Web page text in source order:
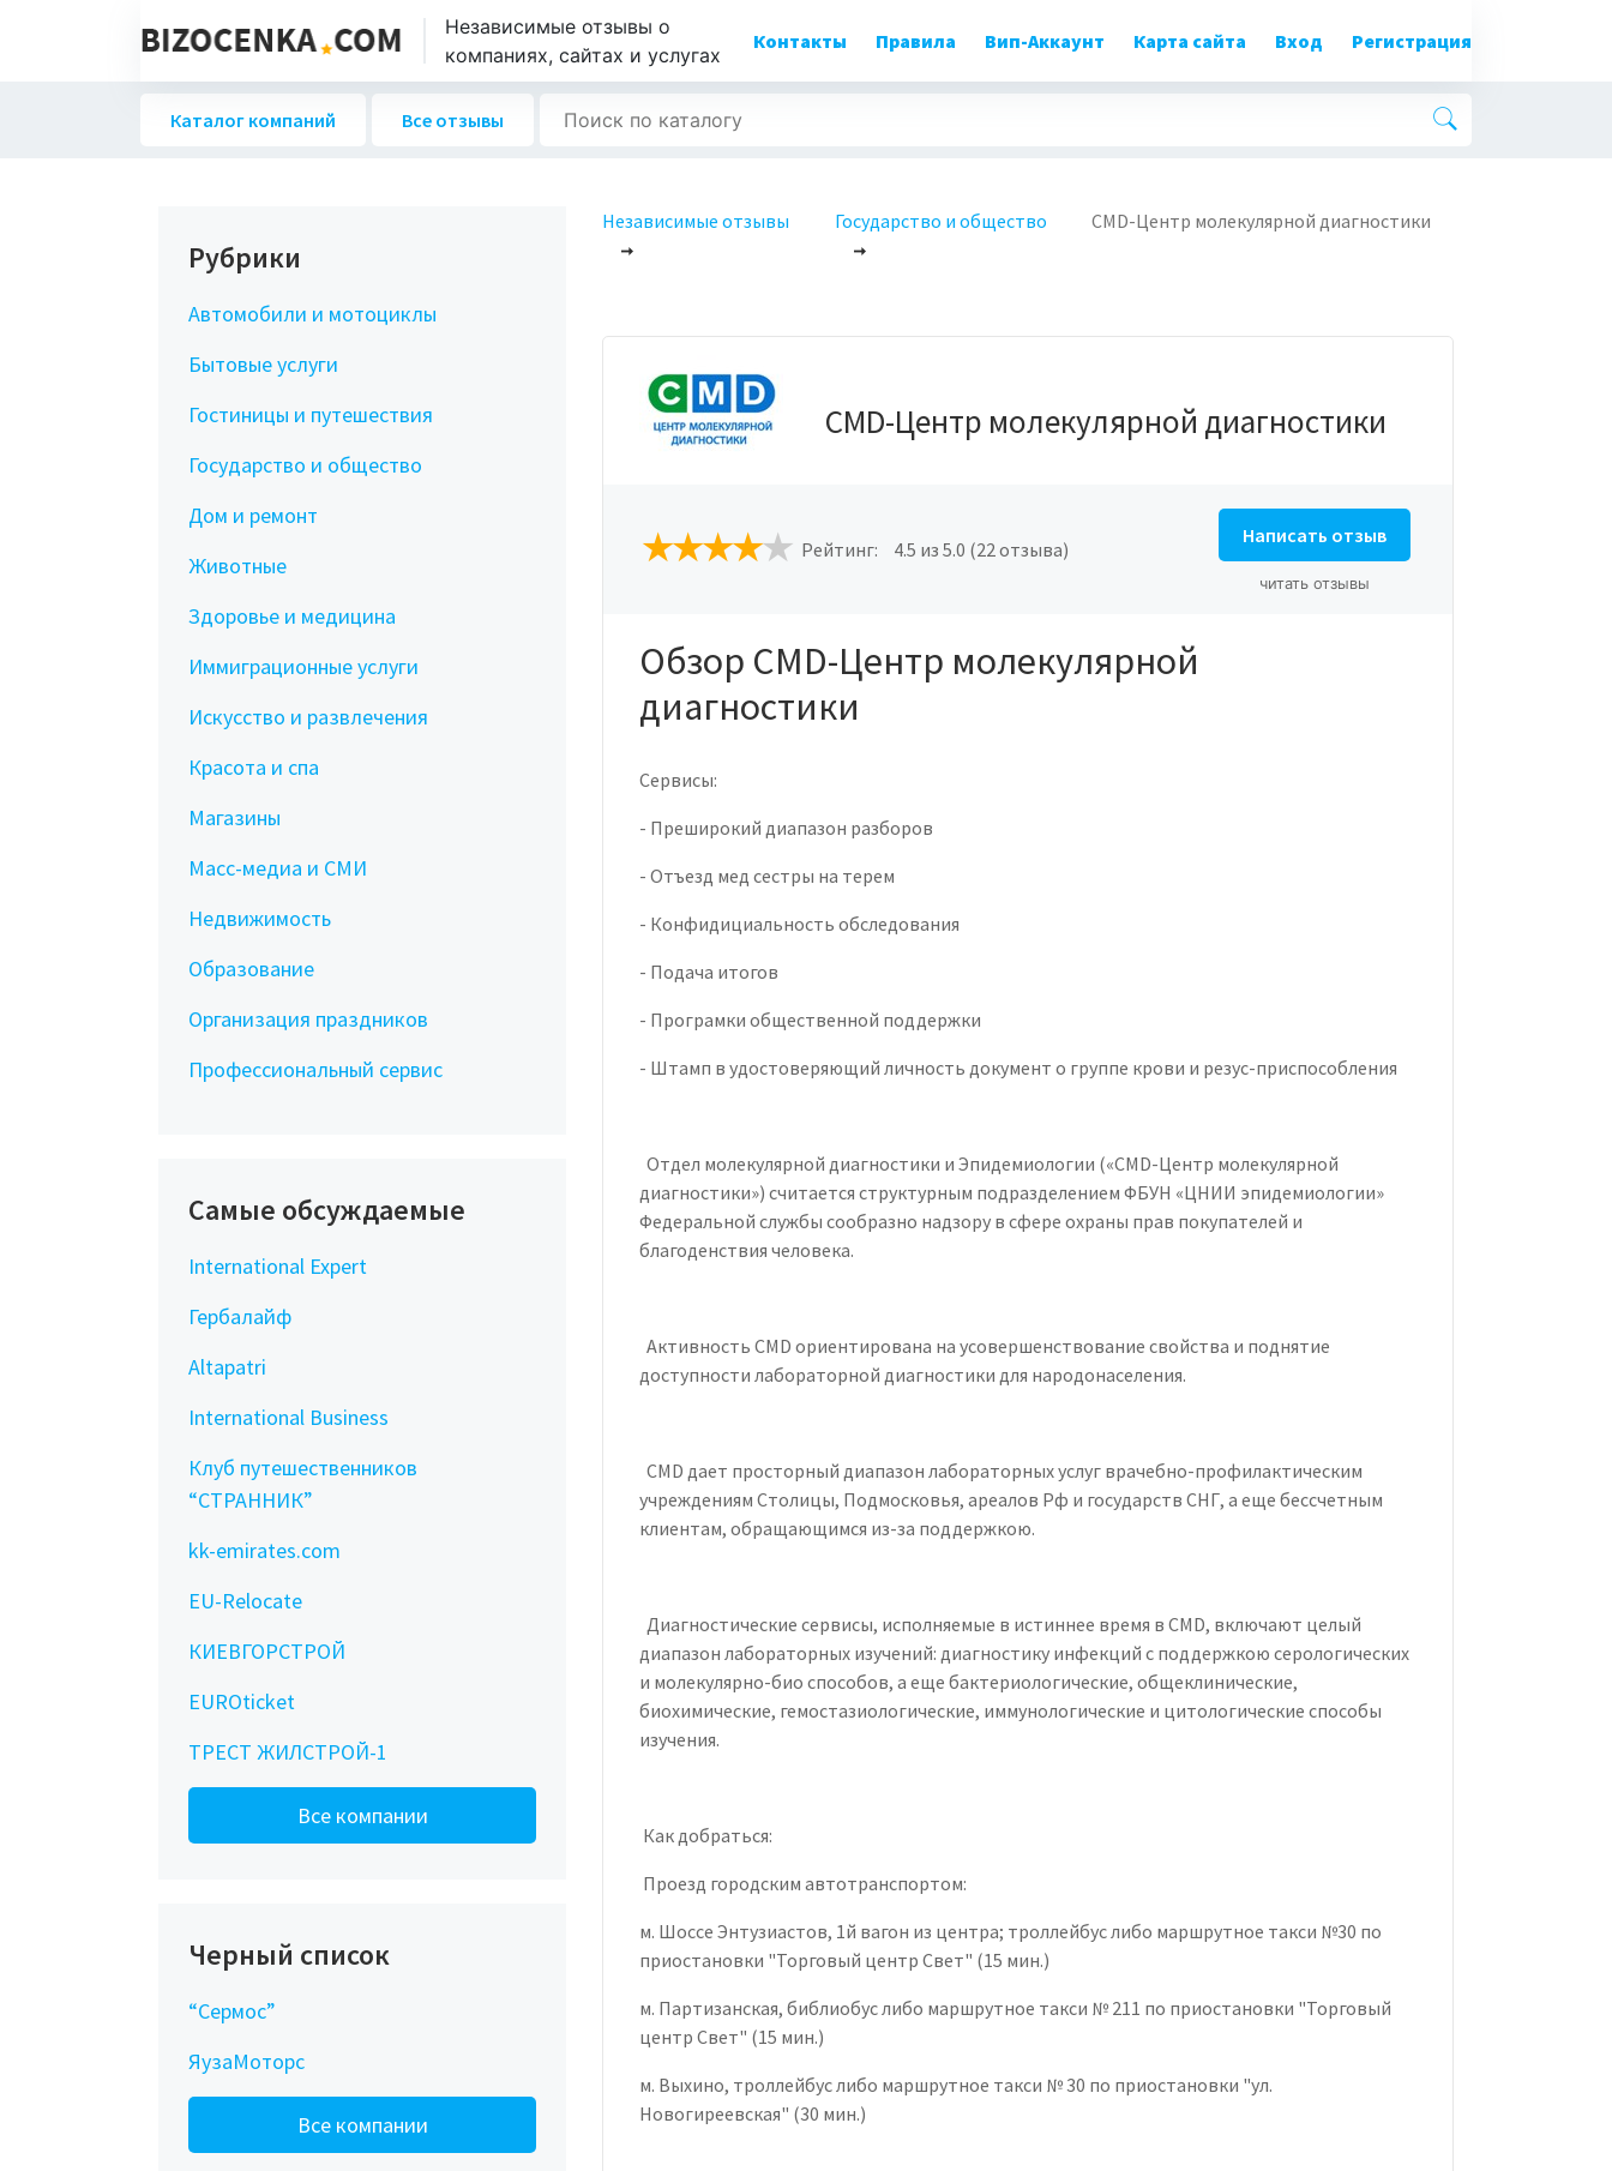
Независимые отзывы о
компаниях, сайтах и услугах
Контакты Правила Вип-Аккаунт Карта сайта Вход Регистрация
Каталог компаний Все отзывы
Независимые отзывы Государство и общество CMD-Центр молекулярной диагностики
CMD-Центр молекулярной диагностики
Рейтинг: 4.5 из 5.0 (22 отзыва)
Написать отзыв
читать отзывы
Обзор CMD-Центр молекулярной
диагностики
Сервисы:
- Преширокий диапазон разборов
- Отъезд мед сестры на терем
- Конфидициальность обследования
- Подача итогов
- Програмки общественной поддержки
- Штамп в удостоверяющий личность документ о группе крови и резус-приспособления
Отдел молекулярной диагностики и Эпидемиологии («CMD-Центр молекулярной
диагностики») считается структурным подразделением ФБУН «ЦНИИ эпидемиологии»
Федеральной службы сообразно надзору в сфере охраны прав покупателей и
благоденствия человека.
Активность CMD ориентирована на усовершенствование свойства и поднятие
доступности лабораторной диагностики для народонаселения.
CMD дает просторный диапазон лабораторных услуг врачебно-профилактическим
учреждениям Столицы, Подмосковья, ареалов Рф и государств СНГ, а еще бессчетным
клиентам, обращающимся из-за поддержкою.
Диагностические сервисы, исполняемые в истиннее время в CMD, включают целый
диапазон лабораторных изучений: диагностику инфекций с поддержкою серологических
и молекулярно-био способов, а еще бактериологические, общеклинические,
биохимические, гемостазиологические, иммунологические и цитологические способы
изучения.
Как добраться:
Проезд городским автотранспортом:
м. Шоссе Энтузиастов, 1й вагон из центра; троллейбус либо маршрутное такси №30 по
приостановки "Торговый центр Свет" (15 мин.)
м. Партизанская, библиобус либо маршрутное такси № 211 по приостановки "Торговый
центр Свет" (15 мин.)
м. Выхино, троллейбус либо маршрутное такси № 30 по приостановки "ул.
Новогиреевская" (30 мин.)
Рубрики
Автомобили и мотоциклы
Бытовые услуги
Гостиницы и путешествия
Государство и общество
Дом и ремонт
Животные
Здоровье и медицина
Иммиграционные услуги
Искусство и развлечения
Красота и спа
Магазины
Масс-медиа и СМИ
Недвижимость
Образование
Организация праздников
Профессиональный сервис
Самые обсуждаемые
International Expert
Гербалайф
Altapatri
International Business
Клуб путешественников
“СТРАННИК”
kk-emirates.com
EU-Relocate
КИЕВГОРСТРОЙ
EUROticket
ТРЕСТ ЖИЛСТРОЙ-1
Все компании
Черный список
“Сермос”
ЯузаМоторс
Все компании